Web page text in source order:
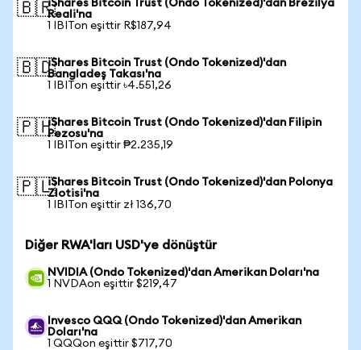
🇧🇷iShares Bitcoin Trust (Ondo Tokenized)'dan Brezilya
Reali'na
1 IBITon eşittir R$187,94
🇧🇩iShares Bitcoin Trust (Ondo Tokenized)'dan
Bangladeş Takası'na
1 IBITon eşittir ৳4.551,26
🇵🇭iShares Bitcoin Trust (Ondo Tokenized)'dan Filipin
Pezosu'na
1 IBITon eşittir ₱2.235,19
🇵🇱iShares Bitcoin Trust (Ondo Tokenized)'dan Polonya
Zlotisi'na
1 IBITon eşittir zł 136,70
Diğer RWA'ları USD'ye dönüştür
NVIDIA (Ondo Tokenized)'dan Amerikan Doları'na
1 NVDAon eşittir $219,47
Invesco QQQ (Ondo Tokenized)'dan Amerikan
Doları'na
1 QQQon eşittir $717,70